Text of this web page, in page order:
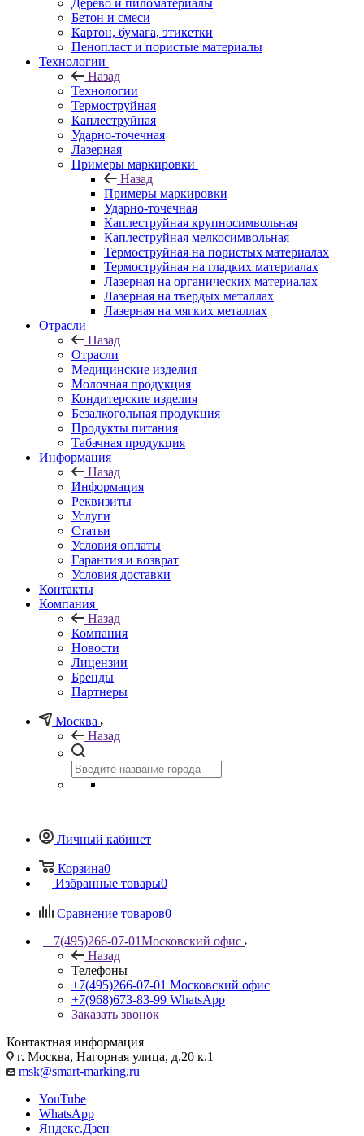
Дерево и пиломатериалы
Бетон и смеси
Картон, бумага, этикетки
Пенопласт и пористые материалы
Технологии
Назад
Технологии
Термоструйная
Каплеструйная
Ударно-точечная
Лазерная
Примеры маркировки
Назад
Примеры маркировки
Ударно-точечная
Каплеструйная крупносимвольная
Каплеструйная мелкосимвольная
Термоструйная на пористых материалах
Термоструйная на гладких материалах
Лазерная на органических материалах
Лазерная на твердых металлах
Лазерная на мягких металлах
Отрасли
Назад
Отрасли
Медицинские изделия
Молочная продукция
Кондитерские изделия
Безалкогольная продукция
Продукты питания
Табачная продукция
Информация
Назад
Информация
Реквизиты
Услуги
Статьи
Условия оплаты
Гарантия и возврат
Условия доставки
Контакты
Компания
Назад
Компания
Новости
Лицензии
Бренды
Партнеры
Москва
Назад
Личный кабинет
Корзина0
Избранные товары0
Сравнение товаров0
+7(495)266-07-01Московский офис
Назад
Телефоны
+7(495)266-07-01 Московский офис
+7(968)673-83-99 WhatsApp
Заказать звонок
Контактная информация
г. Москва, Нагорная улица, д.20 к.1
msk@smart-marking.ru
YouTube
WhatsApp
Яндекс.Дзен